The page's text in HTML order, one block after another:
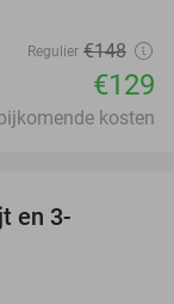
Regulier €148
€129
kosten
en 3-